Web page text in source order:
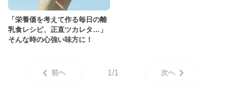
「栄養価を考えて作る毎日の離
乳食レシピ、正直ツカレタ…」
そんな時の心強い味方に！
前へ 1/1 次へ